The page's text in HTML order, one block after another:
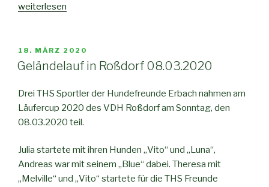
weiterlesen
18. MÄRZ 2020
Geländelauf in Roßdorf 08.03.2020
Drei THS Sportler der Hundefreunde Erbach nahmen am
Läufercup 2020 des VDH Roßdorf am Sonntag, den
08.03.2020 teil.
Julia startete mit ihren Hunden „Vito“ und „Luna“,
Andreas war mit seinem „Blue“ dabei. Theresa mit
„Melville“ und „Vito“ startete für die THS Freunde